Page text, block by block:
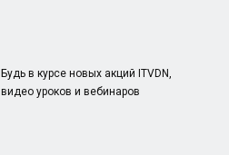
Будь в курсе новых акций ITVDN,
видео уроков и вебинаров